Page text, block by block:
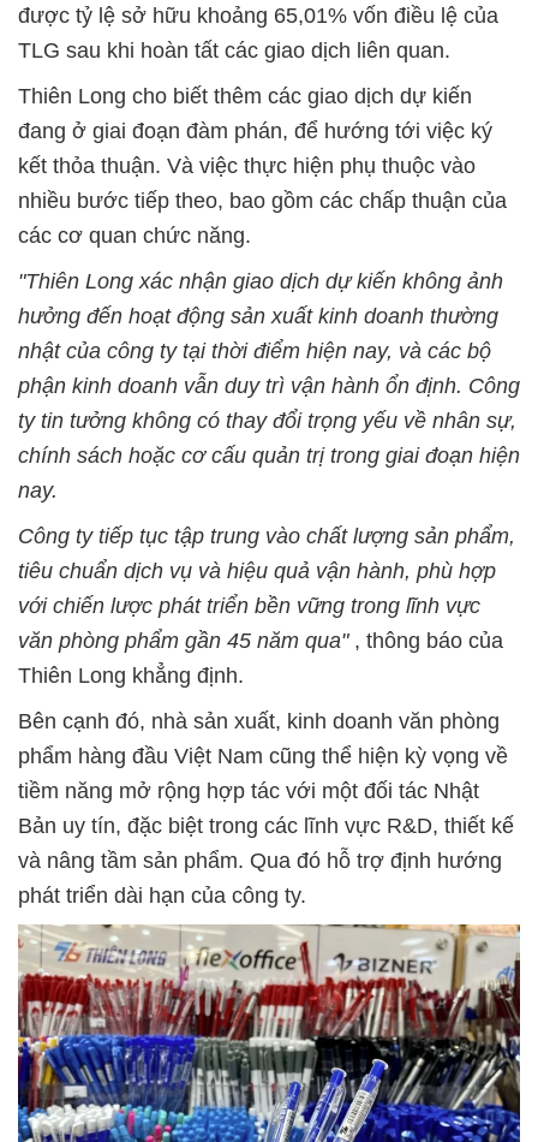
được tỷ lệ sở hữu khoảng 65,01% vốn điều lệ của
TLG sau khi hoàn tất các giao dịch liên quan.
Thiên Long cho biết thêm các giao dịch dự kiến
đang ở giai đoạn đàm phán, để hướng tới việc ký
kết thỏa thuận. Và việc thực hiện phụ thuộc vào
nhiều bước tiếp theo, bao gồm các chấp thuận của
các cơ quan chức năng.
"Thiên Long xác nhận giao dịch dự kiến không ảnh
hưởng đến hoạt động sản xuất kinh doanh thường
nhật của công ty tại thời điểm hiện nay, và các bộ
phận kinh doanh vẫn duy trì vận hành ổn định. Công
ty tin tưởng không có thay đổi trọng yếu về nhân sự,
chính sách hoặc cơ cấu quản trị trong giai đoạn hiện
nay.
Công ty tiếp tục tập trung vào chất lượng sản phẩm,
tiêu chuẩn dịch vụ và hiệu quả vận hành, phù hợp
với chiến lược phát triển bền vững trong lĩnh vực
văn phòng phẩm gần 45 năm qua" , thông báo của
Thiên Long khẳng định.
Bên cạnh đó, nhà sản xuất, kinh doanh văn phòng
phẩm hàng đầu Việt Nam cũng thể hiện kỳ vọng về
tiềm năng mở rộng hợp tác với một đối tác Nhật
Bản uy tín, đặc biệt trong các lĩnh vực R&D, thiết kế
và nâng tầm sản phẩm. Qua đó hỗ trợ định hướng
phát triển dài hạn của công ty.